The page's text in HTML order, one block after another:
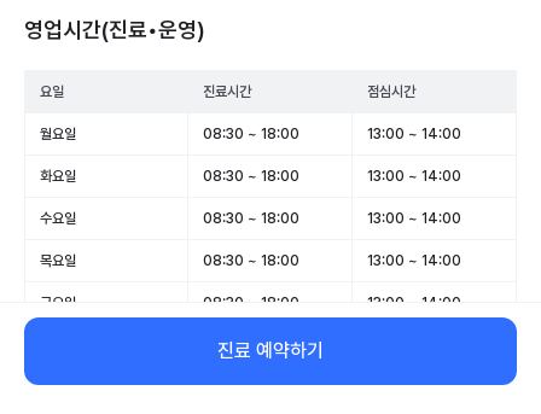
영업시간(진료•운영)
요일 진료시간 점심시간
월요일 08:30 ~ 18:00 13:00 ~ 14:00
화요일 08:30 ~ 18:00 13:00 ~ 14:00
수요일 08:30 ~ 18:00 13:00 ~ 14:00
목요일 08:30 ~ 18:00 13:00 ~ 14:00
금요일 08:30 ~ 18:00 13:00 ~ 14:00
08:30 ~ 13:00
일요일 휴무 -
진료 예약하기